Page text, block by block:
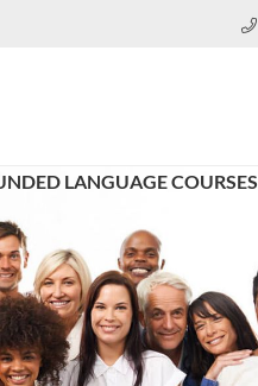
LANGUAGE COURSES